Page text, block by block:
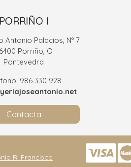
PORRIÑO I
Antonio Palacios, Nº 7
Porriño, O
Pontevedra
986 330 928
Contacta
R. Francisco